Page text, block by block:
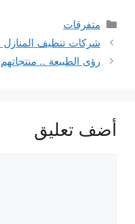
التصنيفات
متفرقات
شركات تنظيف
رؤى الطبيعة ..
أضف تعليق